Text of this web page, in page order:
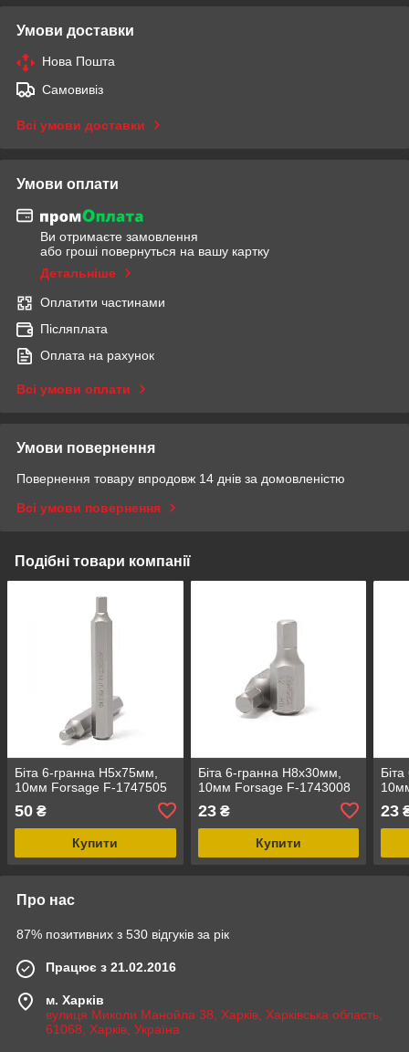
Умови доставки
Нова Пошта
Самовивіз
Всі умови доставки
Умови оплати
Ви отримаєте замовлення
або гроші повернуться на вашу картку
Детальніше
Оплатити частинами
Післяплата
Оплата на рахунок
Всі умови оплати
Умови повернення
Повернення товару впродовж 14 днів за домовленістю
Всі умови повернення
Подібні товари компанії
Біта 6-гранна H5х75мм,
10мм Forsage F-1747505
50 ₴
Купити
Біта 6-гранна H8х30мм,
10мм Forsage F-1743008
23₴
Купити
23
Про нас
87% позитивних з 530 відгуків за рік
Працює з 21.02.2016
м. Харків
вулиця Миколи Манойла 38, Харків, Харківська область,
61068, Харків, Україна